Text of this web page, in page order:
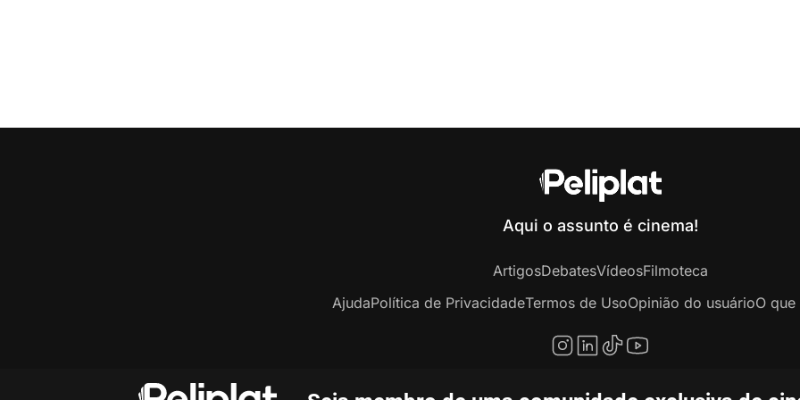
Aqui o assunto é cinema!
ArtigosDebatesVídeosFilmoteca
AjudaPolítica de PrivacidadeTermos de UsoOpinião do usuárioO que